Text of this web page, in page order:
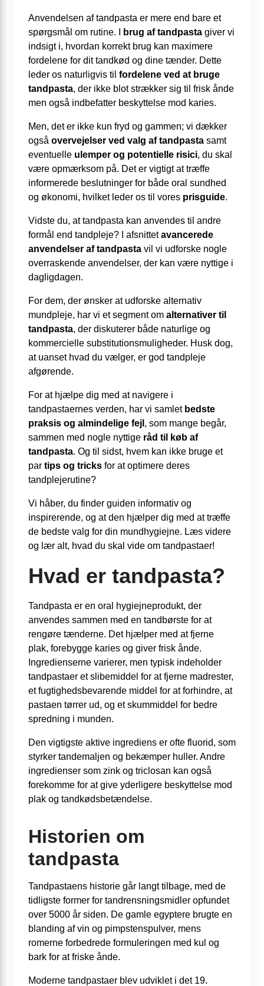
Anvendelsen af tandpasta er mere end bare et
spørgsmål om rutine. I
brug af tandpasta giver vi
indsigt i, hvordan korrekt brug kan maximere
fordelene for dit tandkød og dine tænder. Dette
leder os naturligvis til fordelene ved at bruge
tandpasta, der ikke blot strækker sig til frisk ånde
men også indbefatter beskyttelse mod karies.
Men, det er ikke kun fryd og gammen; vi dækker
også overvejelser ved valg af tandpasta samt
eventuelle ulemper og potentielle risici, du skal
være opmærksom på. Det er vigtigt at træffe
informerede beslutninger for både oral sundhed
og økonomi, hvilket leder os til vores prisguide.
Vidste du, at tandpasta kan anvendes til andre
formål end tandpleje? I afsnittetavancerede
anvendelser af tandpasta vil vi udforske nogle
overraskende anvendelser, der kan være nyttige i
dagligdagen.
For dem, der ønsker at udforske alternativ
mundpleje, har vi et segment om alternativer til
tandpasta, der diskuterer både naturlige og
kommercielle substitutionsmuligheder. Husk dog,
at uanset hvad du vælger, er god tandpleje
afgørende.
For at hjælpe dig med at navigere i
tandpastaernes verden, har vi samlet bedste
praksis og almindelige fejl , som mange begår,
sammen med nogle nyttige råd til køb af
tandpasta. Og til sidst, hvem kan ikke bruge et
par tips og tricks for at optimere deres
tandplejerutine?
Vi håber, du finder guiden informativ og
inspirerende, og at den hjælper dig med at træffe
de bedste valg for din mundhygiejne. Læs videre
og lær alt, hvad du skal vide om tandpastaer!
Hvad er tandpasta?
Tandpasta er en oral hygiejneprodukt, der
anvendes sammen med en tandbørste for at
rengøre tænderne. Det hjælper med at fjerne
plak, forebygge karies og giver frisk ånde.
Ingredienserne varierer, men typisk indeholder
tandpastaer et slibemiddel for at fjerne madrester,
et fugtighedsbevarende middel for at forhindre, at
pastaen tørrer ud, og et skummiddel for bedre
spredning i munden.
Den vigtigste aktive ingrediens er ofte fluorid, som
styrker tandemaljen og bekæmper huller. Andre
ingredienser som zink og triclosan kan også
forekomme for at give yderligere beskyttelse mod
plak og tandkødsbetændelse.
Historien om
tandpasta
Tandpastaens historie går langt tilbage, med de
tidligste former for tandrensningsmidler opfundet
over 5000 år siden. De gamle egyptere brugte en
blanding af vin og pimpstenspulver, mens
romerne forbedrede formuleringen med kul og
bark for at friske ånde.
Moderne tandpastaer blev udviklet i det 19.